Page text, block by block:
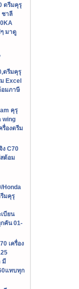
ดรีมคุรุ
ชาลี
มาดู
ดรีมคุรุ
Excel
อมภาษี
คุรุ
wing
รื่องดรีม
ง C70
ต้อม
Honda
มคุรุ
บียน
คัน 01-
เครื่อง
มี
แทบทุก